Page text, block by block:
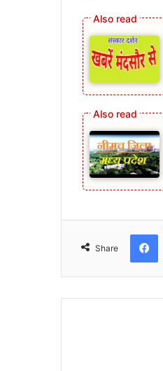
Share